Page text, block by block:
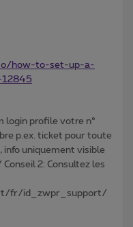
how-to-set-up-a-
login profile votre n°
p.ex. ticket pour toute
uniquement visible
2: Consultez les
fr/id_zwpr_support/